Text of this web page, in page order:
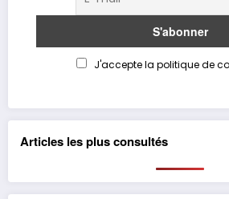
J'accepte la politique de
Articles les plus consultés